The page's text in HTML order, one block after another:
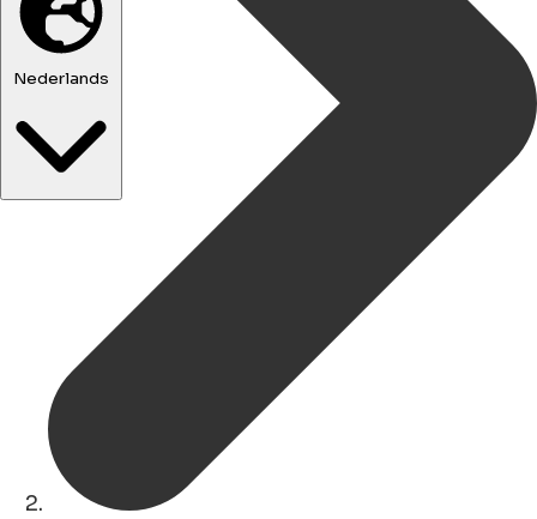
Nederlands